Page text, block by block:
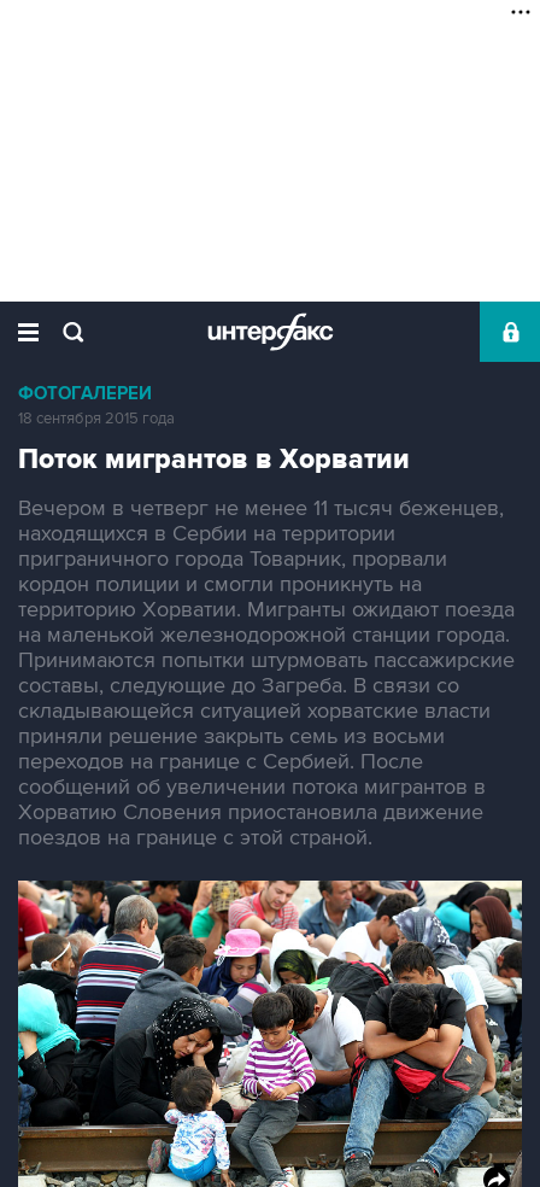
ФОТОГАЛЕРЕИ
18 сентября 2015 года
Поток мигрантов в Хорватии
Вечером в четверг не менее 11 тысяч беженцев,
находящихся в Сербии на территории
приграничного города Товарник, прорвали
кордон полиции и смогли проникнуть на
территорию Хорватии. Мигранты ожидают поезда
на маленькой железнодорожной станции города.
Принимаются попытки штурмовать пассажирские
составы, следующие до Загреба. В связи со
складывающейся ситуацией хорватские власти
приняли решение закрыть семь из восьми
переходов на границе с Сербией. После
сообщений об увеличении потока мигрантов в
Хорватию Словения приостановила движение
поездов на границе с этой страной.